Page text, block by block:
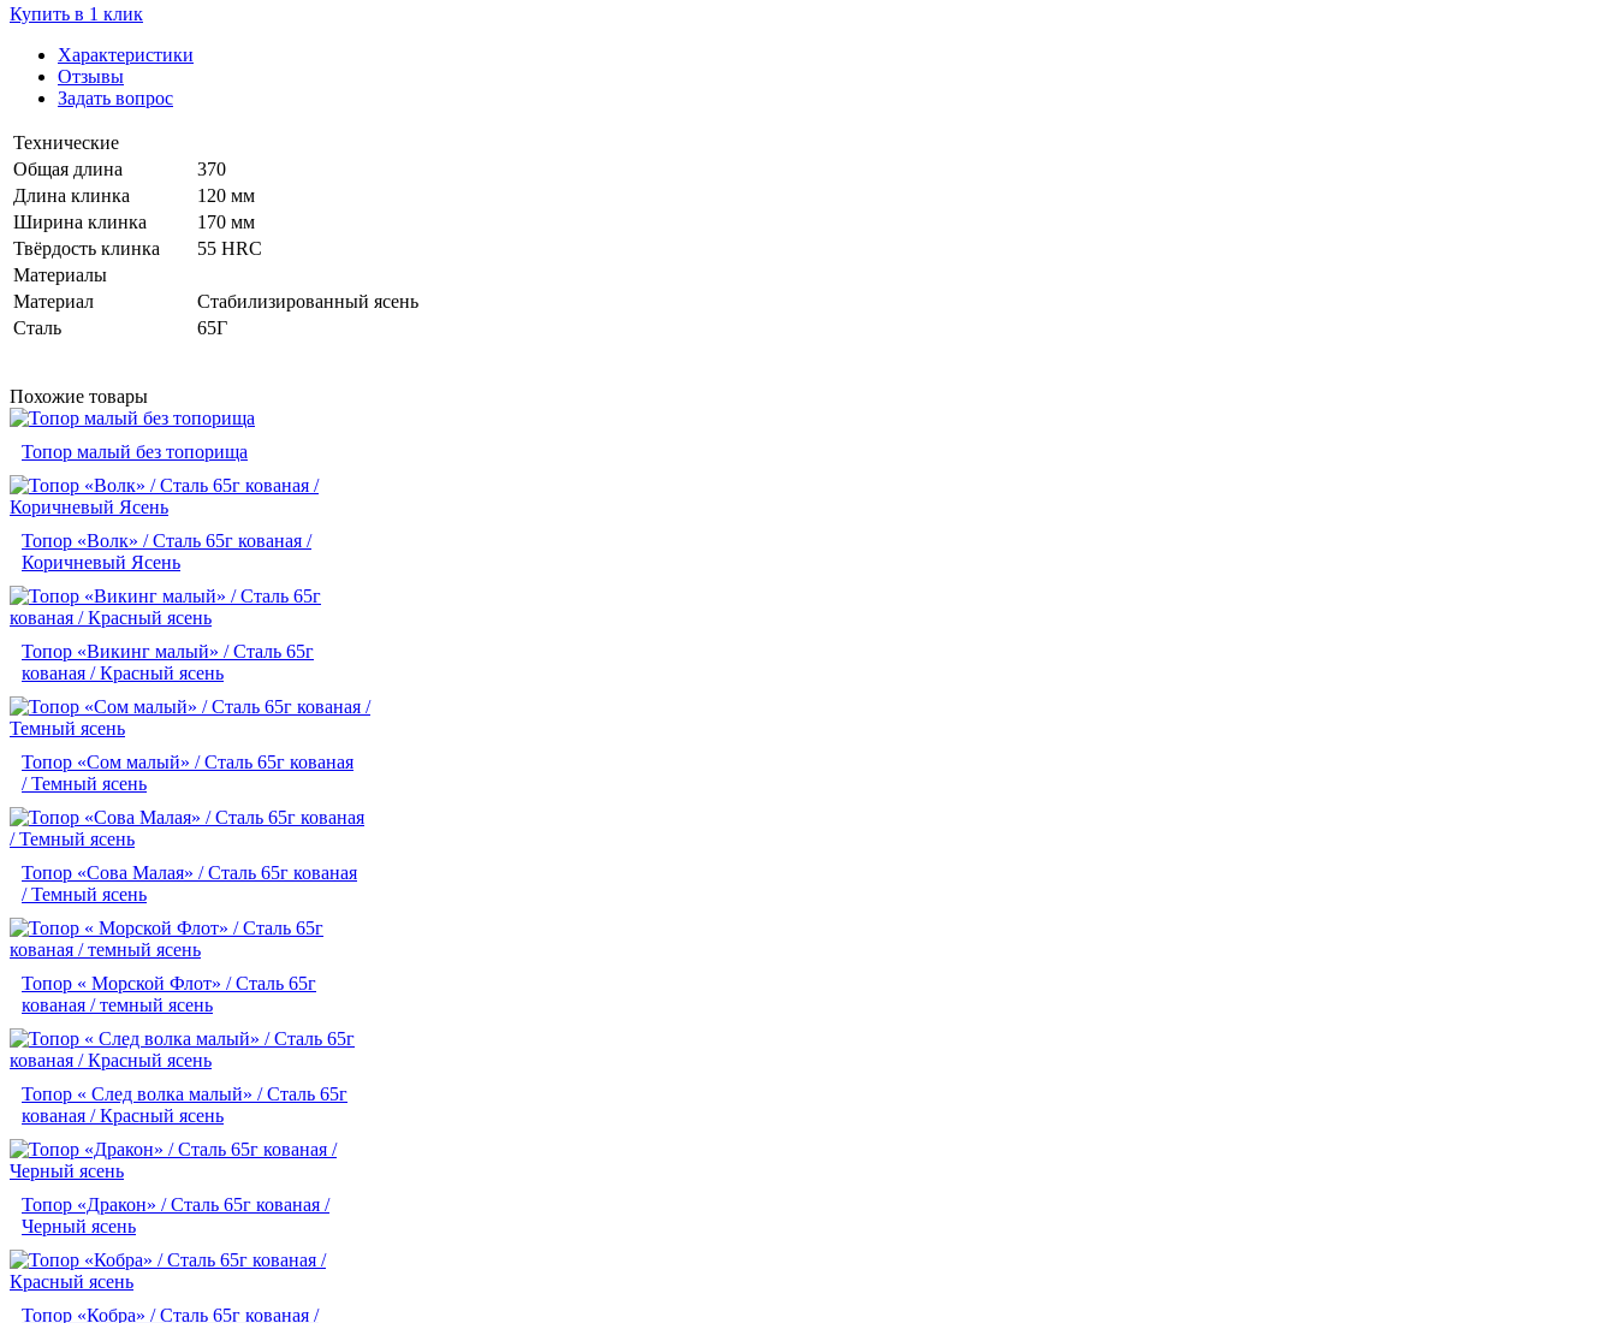
Купить в 1 клик
Характеристики
Отзывы
Задать вопрос
Технические
Общая длина
370
Длина клинка
120 мм
Ширина клинка
170 мм
Твёрдость клинка
55 HRC
Материалы
Материал
Стабилизированный ясень
Сталь
65Г
Похожие товары
Топор малый без топорища
Топор «Волк» / Сталь 65г кованая /
Коричневый Ясень
Топор «Викинг малый» / Сталь 65г
кованая / Красный ясень
Топор «Сом малый» / Сталь 65г кованая
/ Темный ясень
Топор «Сова Малая» / Сталь 65г кованая
/ Темный ясень
Топор « Морской Флот» / Сталь 65г
кованая / темный ясень
Топор « След волка малый» / Сталь 65г
кованая / Красный ясень
Топор «Дракон» / Сталь 65г кованая /
Черный ясень
Топор «Кобра» / Сталь 65г кованая /